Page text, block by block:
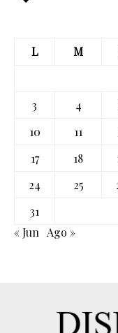
L
M
3
4
10
11
17
18
24
25
31
« Jun Ago »